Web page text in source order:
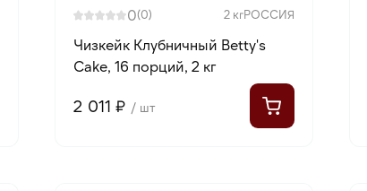
0(0) 2 кгРОССИЯ
Чизкейк Клубничный Betty's
Cake, 16 порций, 2 кг
2 011 ₽ / шт